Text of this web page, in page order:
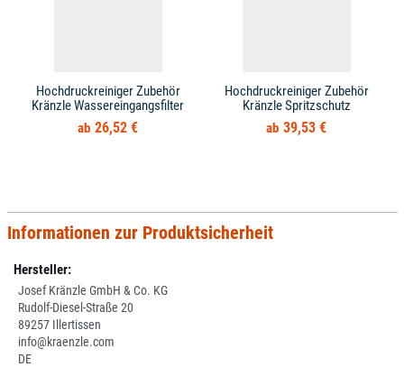
Hochdruckreiniger Zubehör
Kränzle Wassereingangsfilter
26,52 €
Hochdruckreiniger Zubehör
Kränzle Spritzschutz
39,53 €
Informationen zur Produktsicherheit
Hersteller:
Josef Kränzle GmbH & Co. KG
Rudolf-Diesel-Straße 20
89257 Illertissen
info@kraenzle.com
DE